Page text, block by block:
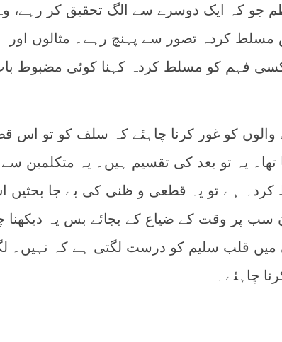
جو کہ ایک دوسرے سے الگ تحقیق کر رہے، وہ
کردہ تصور سے پہنچ رہے۔ مثالوں اور
کسی فہم کو مسلط کردہ کہنا کوئی مضبوط
کو غور کرنا چاہئے کہ سلف کو تو اس
یہ تو بعد کی تقسیم ہیں۔ یہ متکلمین سے
کردہ ہے تو یہ قطعی و ظنی کی بے جا بحثیں
پر وقت کے ضیاع کے بجائے بس یہ دیکھنا
قلب سلیم کو درست لگتی ہے کہ نہیں۔
چاہئے۔